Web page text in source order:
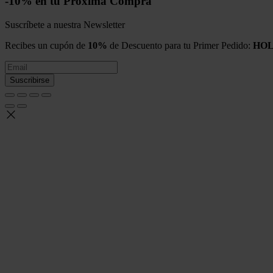
Suscríbete a nuestra Newsletter
Recibes un cupón de 10% de Descuento para tu Primer Pedido:
Suscribirse